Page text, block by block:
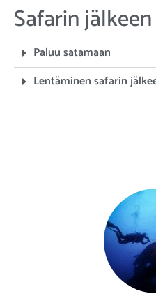
Safarin jälkeen
Paluu satamaan
Lentäminen safarin